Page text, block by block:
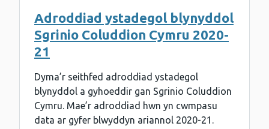
Adroddiad ystadegol blynyddol
Sgrinio Coluddion Cymru 2020-
21
Dyma’r seithfed adroddiad ystadegol
blynyddol a gyhoeddir gan Sgrinio Coluddion
Cymru. Mae’r adroddiad hwn yn cwmpasu
data ar gyfer blwyddyn ariannol 2020-21.